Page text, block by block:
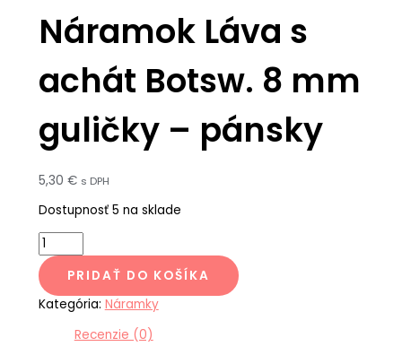
Náramok Láva s
achát Botsw. 8 mm
guličky – pánsky
5,30 € s DPH
Dostupnosť 5 na sklade
PRIDAŤ DO KOŠÍKA
Kategória: Náramky
Recenzie (0)